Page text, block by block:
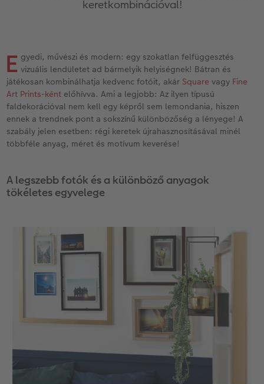
Vásárlói mintakönyvek
Kids CEWE FOTÓKÖNYV
Art Collection CEWE FOTÓKÖNYV
Kiegészítők
CEWE myPhotos
Matt Prints
Prémium poszter
Art Prints
Fotókidolgozás normál
Fényképtároló dobozok
Fotócsomagok
Azonnali fotókidolgozás
Matrica nyomtatás azonnal
Kiegészítők
CEWE myPhotos
Direkt nyomtatású alufotó
Habkarton
Esküvői köszöntő tábla
Poszterléc
Hexxas
Fafotó
Fotókollázsok
XXL Retró fotó
Kiegészítők
Üdvözlőkártyák
Iskolaszer és irodaszer
Fényképes ajándékdobozok
Textíliák
Art Prints
Fényképes naptárak
CEWE myPhotos
Kiegészítők
CEWE PHOTO AWARD FOTÓPÁLYÁZAT
Hogyan készíts jobb képeket a
Híreink
CEWE sztorik
Egyedi ajándékötletek
Ajándékötletek szeretteinek
Esküvő
keretkombinációval!
E gyedi, művészi és modern: egy szokatlan felfüggesztés
vizuális lendületet ad bármelyik helyiségnek! Bátran és
játékosan kombinálhatja kedvenc fotóit, akár Square vagy Fine
Art Prints-ként előhívva. Ami a legjobb: Az ilyen típusú
faldekorációval nem kell egy képről sem lemondania, hiszen
ennek a trendnek pont a sokszínű különbözőség a lényege! A
szabály jelen esetben: régi keretek újrahasznosításával minél
többféle anyag, méret és motívum keverése!
A legszebb fotók és a különböző anyagok
tökéletes egyvelege